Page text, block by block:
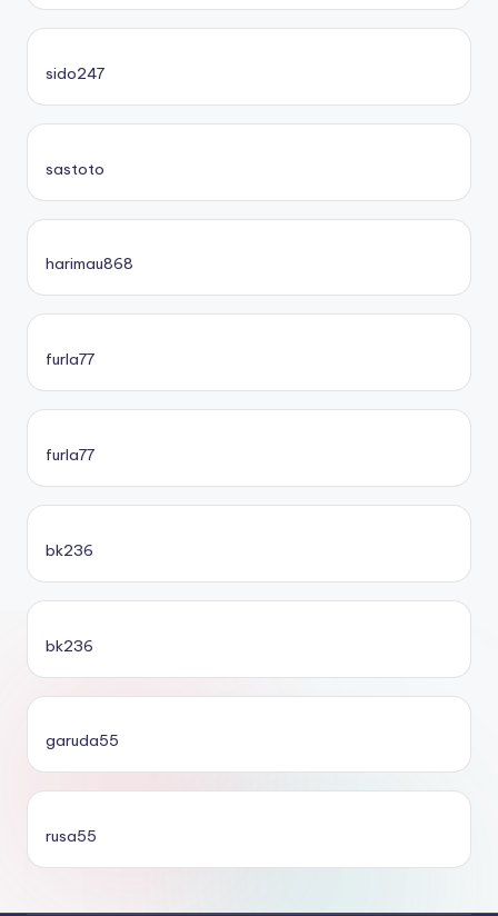
sido247
sastoto
harimau868
furla77
furla77
bk236
bk236
garuda55
rusa55